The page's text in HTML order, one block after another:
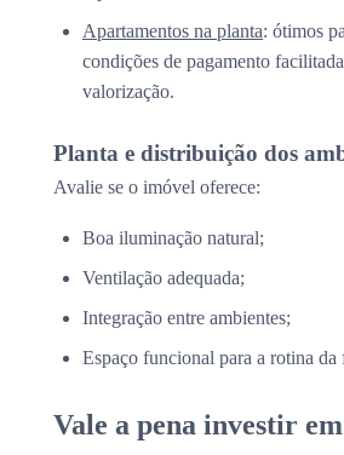
Apartamentos na planta: ótimos
condições de pagamento
valorização.
Planta e distribuição dos
Avalie se o imóvel oferece:
Boa iluminação natural;
Ventilação adequada;
Integração entre ambientes;
Espaço funcional para a rotina da
Vale a pena investir em